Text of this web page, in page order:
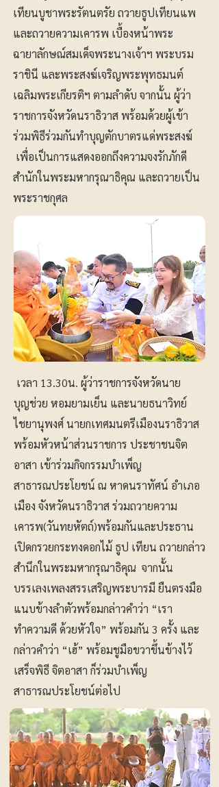
เทียนบูชาพระรัตนตรัย ถวายธูปเทียนแพ
และถวายความเคารพ เบื้องหน้าพระ
ฉายาลักษณ์สมเด็จพระนางเจ้าฯ พระบรม
ราชินี และพระสงฆ์เจริญพระพุทธมนต์
เฉลิมพระเกียรติฯ ตามลำดับ จากนั้น ผู้ว่า
ราชการจังหวัดนราธิวาส พร้อมด้วยผู้เข้า
ร่วมพิธีร่วมกันทำบุญตักบาตรแด่พระสงฆ์
เพื่อเป็นการแสดงออกถึงความจงรักภักดี
สำนักในพระมหากรุณาธิคุณ และถวายเป็น
พระราชกุศล
เวลา 13.30น. ผู้ว่าราชการจังหวัดนาย
บุญช่วย หอมยามเย็น และนายธนาวิทย์
ไชยานุพงศ์ นายกเทศมนตรีเมืองนราธิวาส
พร้อมหัวหน้าส่วนราชการ ประชาชนจิต
อาสา เข้าร่วมกิจกรรมบำเพ็ญ
สาธารณประโยชน์ ณ หาดนราทัศน์ อำเภอ
เมือง จังหวัดนราธิวาส ร่วมถวายความ
เคารพ(วันทยหัตถ์)พร้อมกันและประธาน
เปิดกรวยกระทงดอกไม้ ธูป เทียน ถวายกล่าว
สำนึกในพระมหากรุณาธิคุณ จากนั้น
บรรเลงเพลงสรรเสริญพระบารมี ยืนตรงมือ
แนบข้างลำตัวพร้อมกล่าวคำว่า “เรา
ทำความดี ด้วยหัวใจ” พร้อมกัน 3 ครั้ง และ
กล่าวคำว่า “เฮ้” พร้อมชูมือขวาขึ้นข้างไว้
เสร็จพิธี จิตอาสา ก็ร่วมบำเพ็ญ
สาธารณประโยชน์ต่อไป